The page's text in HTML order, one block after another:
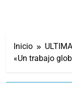
Inicio
«Un trabajo